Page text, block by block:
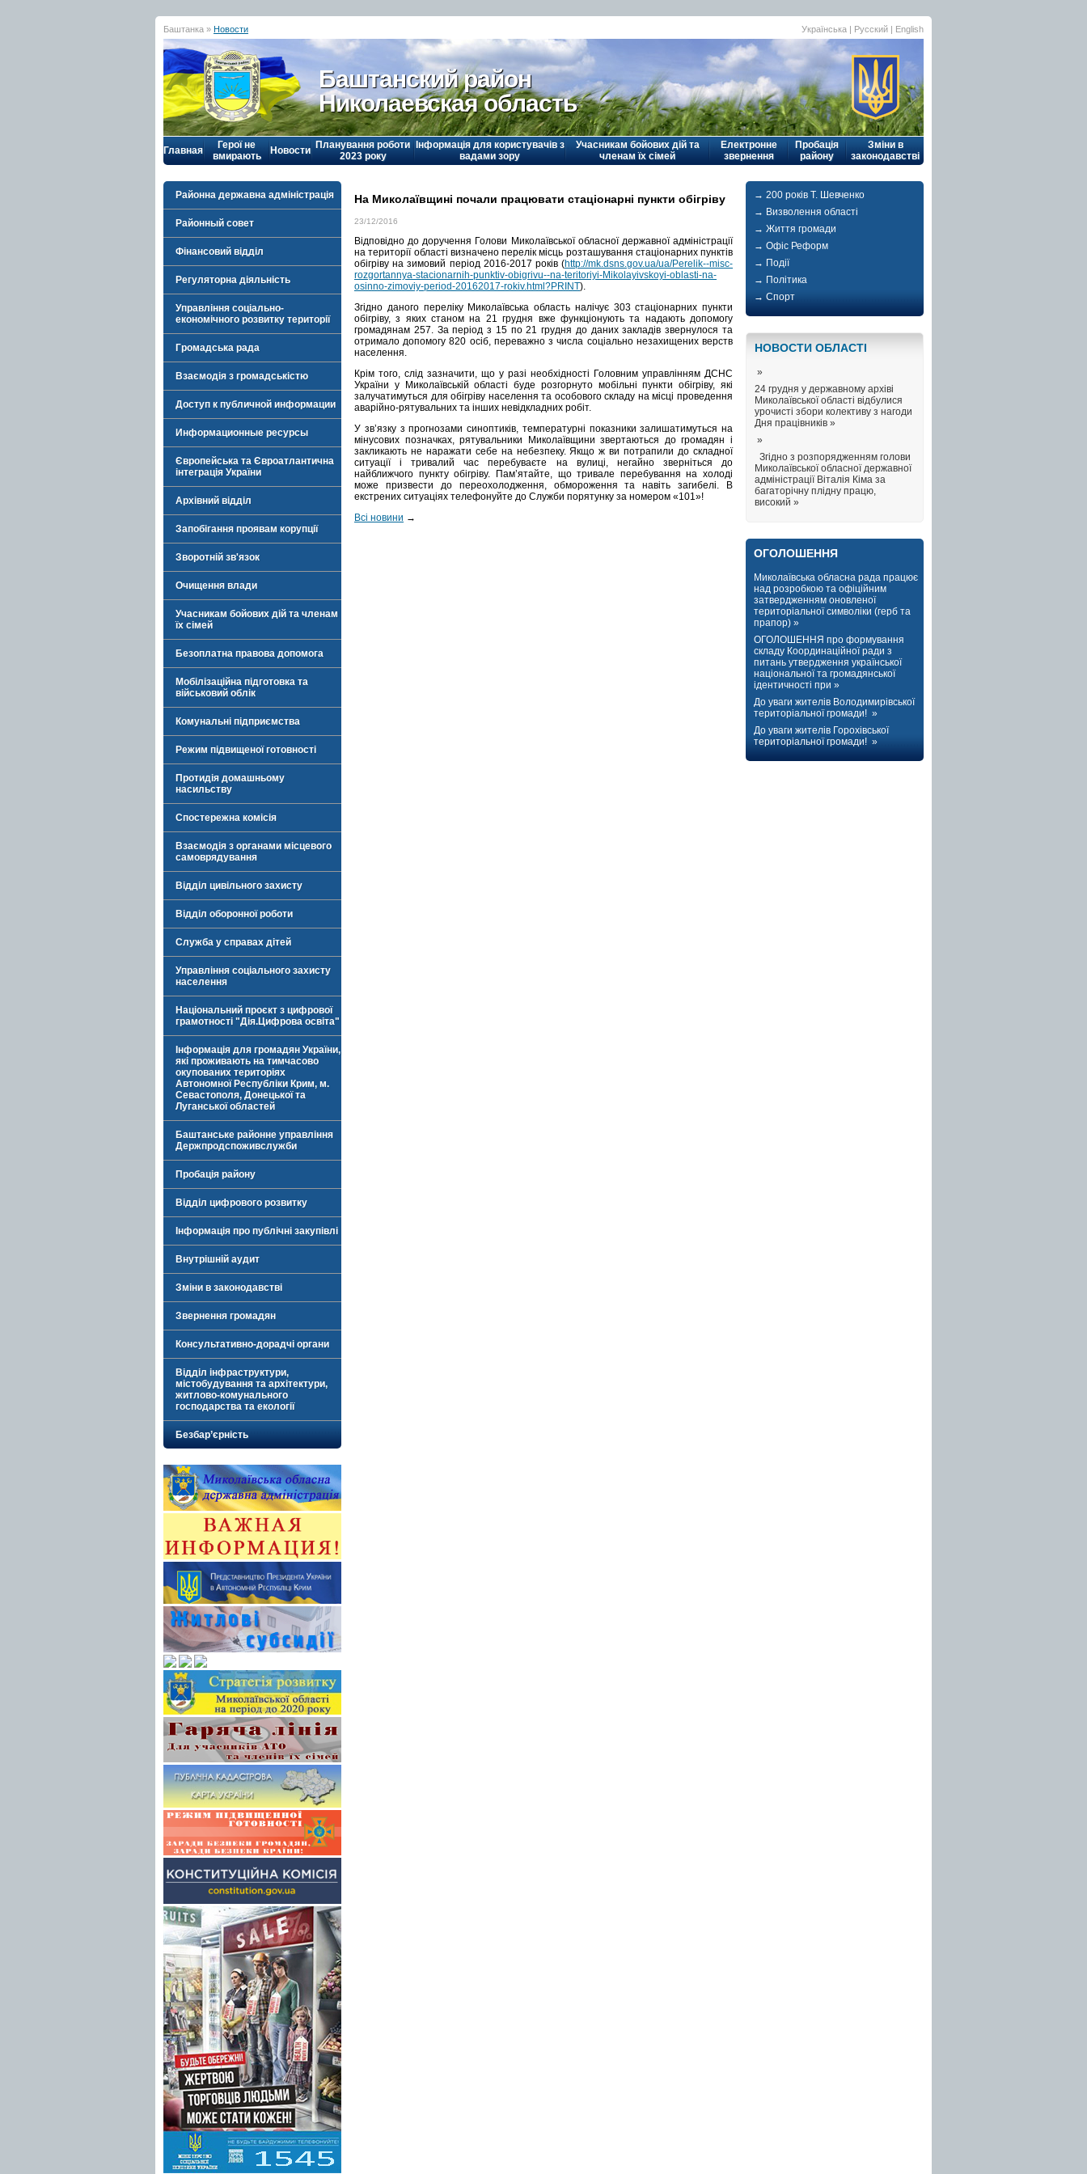
Баштанка » Новости Українська | Русский | English
Баштанский район
Николаевская область
Главная
Герої не
вмирають
Новости Планування роботи
2023 року
Інформація для користувачів з
вадами зору
Учасникам бойових дій та
членам їх сімей
Електронне
звернення
Пробація
району
Зміни в
законодавстві
Районна державна адміністрація
Районный совет
Фінансовий відділ
Регуляторна діяльність
Управління соціально-
економічного розвитку території
Громадська рада
Взаємодія з громадськістю
Доступ к публичной информации
Информационные ресурсы
Європейська та Євроатлантична
інтеграція України
Архівний відділ
Запобігання проявам корупції
Зворотній зв'язок
Очищення влади
Учасникам бойових дій та членам
їх сімей
Безоплатна правова допомога
Мобілізаційна підготовка та
військовий облік
Комунальні підприємства
Режим підвищеної готовності
Протидія домашньому
насильству
Спостережна комісія
Взаємодія з органами місцевого
самоврядування
Відділ цивільного захисту
Відділ оборонної роботи
Служба у справах дітей
Управління соціального захисту
населення
Національний проєкт з цифрової
грамотності "Дія.Цифрова освіта"
Інформація для громадян України,
які проживають на тимчасово
окупованих територіях
Автономної Республіки Крим, м.
Севастополя, Донецької та
Луганської областей
Баштанське районне управління
Держпродспоживслужби
Пробація району
Відділ цифрового розвитку
Інформація про публічні закупівлі
Внутрішній аудит
Зміни в законодавстві
Звернення громадян
Консультативно-дорадчі органи
Відділ інфраструктури,
містобудування та архітектури,
житлово-комунального
господарства та екології
Безбар’єрність
На Миколаївщині почали працювати стаціонарні пункти обігріву
23/12/2016
Відповідно до доручення Голови Миколаївської обласної державної адміністрації
на території області визначено перелік місць розташування стаціонарних пунктів
обігріву на зимовий період 2016-2017 років (http://mk.dsns.gov.ua/ua/Perelik--misc-
rozgortannya-stacionarnih-punktiv-obigrivu--na-teritoriyi-Mikolayivskoyi-oblasti-na-
osinno-zimoviy-period-20162017-rokiv.html?PRINT).
Згідно даного переліку Миколаївська область налічує 303 стаціонарних пункти
обігріву, з яких станом на 21 грудня вже функціонують та надають допомогу
громадянам 257. За період з 15 по 21 грудня до даних закладів звернулося та
отримало допомогу 820 осіб, переважно з числа соціально незахищених верств
населення.
Крім того, слід зазначити, що у разі необхідності Головним управлінням ДСНС
України у Миколаївській області буде розгорнуто мобільні пункти обігріву, які
залучатимуться для обігріву населення та особового складу на місці проведення
аварійно-рятувальних та інших невідкладних робіт.
У зв’язку з прогнозами синоптиків, температурні показники залишатимуться на
мінусових позначках, рятувальники Миколаївщини звертаються до громадян і
закликають не наражати себе на небезпеку. Якщо ж ви потрапили до складної
ситуації і тривалий час перебуваєте на вулиці, негайно зверніться до
найближчого пункту обігріву. Пам’ятайте, що тривале перебування на холоді
може призвести до переохолодження, обмороження та навіть загибелі. В
екстрених ситуаціях телефонуйте до Служби порятунку за номером «101»!
Всі новини →
→ 200 років Т. Шевченко
→ Визволення області
→ Життя громади
→ Офіс Реформ
→ Події
→ Політика
→ Спорт
НОВОСТИ ОБЛАСТI
»
24 грудня у державному архіві
Миколаївської області відбулися
урочисті збори колективу з нагоди
Дня працівників »
»
Згідно з розпорядженням голови
Миколаївської обласної державної
адміністрації Віталія Кіма за
багаторічну плідну працю,
високий »
ОГОЛОШЕННЯ
Миколаївська обласна рада працює
над розробкою та офіційним
затвердженням оновленої
територіальної символіки (герб та
прапор) »
ОГОЛОШЕННЯ про формування
складу Координаційної ради з
питань утвердження української
національної та громадянської
ідентичності при »
До уваги жителів Володимирівської
територіальної громади! »
До уваги жителів Горохівської
територіальної громади! »